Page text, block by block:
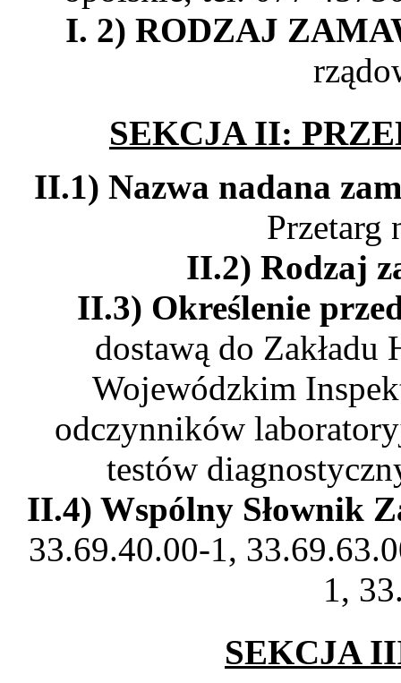
I. 2) RODZAJ
SEKCJA II:
II.1) Nazwa nadana
Przetarg
II.2) Rodzaj
II.3) Określenie
dostawą do
Wojewódzkim
odczynników
testów
II.4) Wspólny Słownik
33.69.40.00-1,
1,
SEKCJA